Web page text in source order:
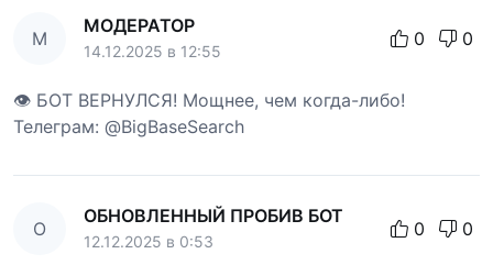
М
МОДЕРАТОР
14.12.2025 в 12:55
0 0
👁 БОТ ВЕРНУЛСЯ! Мощнее, чем когда-либо!
Телеграм: @BigBaseSearch
О
ОБНОВЛЕННЫЙ ПРОБИВ БОТ
12.12.2025 в 0:53
0 0